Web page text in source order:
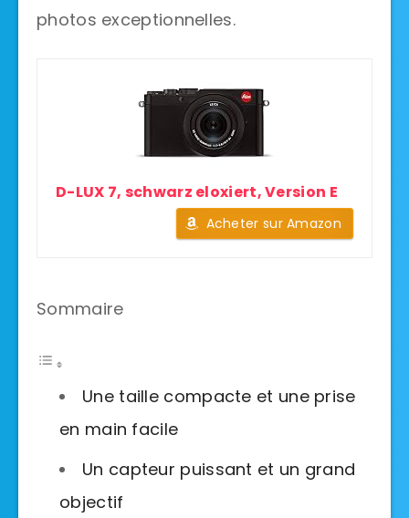
photos exceptionnelles.
D-LUX 7, schwarz eloxiert, Version E
Acheter sur Amazon
Sommaire
Une taille compacte et une prise
en main facile
Un capteur puissant et un grand
objectif